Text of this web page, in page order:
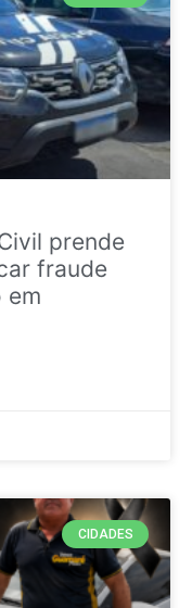
prende
fraude
em
CIDADES